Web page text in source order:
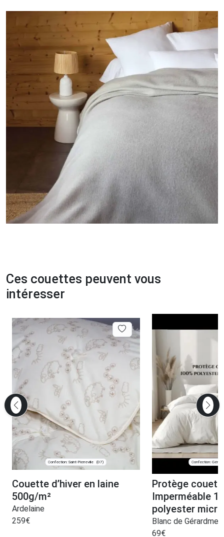
Ces couettes peuvent vous
intéresser
Confection: Saint-Pierreville (07)
Couette d’hiver en laine
500g/m²
Ardelaine
259€
Confection:
Protège
Imperméable
polyester
Blanc de Gérardmer
69€